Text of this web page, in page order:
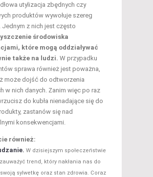
utylizacja zbędnych czy
produktów wywołuje szereg
Jednym z nich jest często
środowiska
które mogą oddziaływać
także na ludzi. W przypadku
sprawa również jest poważna,
może dojść do odtworzenia
w nich danych. Zanim więc po raz
do kubła nienadające się do
zastanów się nad
konsekwencjami.
również:
W dzisiejszym społeczeństwie
trend, który nakłania nas do
sylwetkę oraz stan zdrowia. Coraz